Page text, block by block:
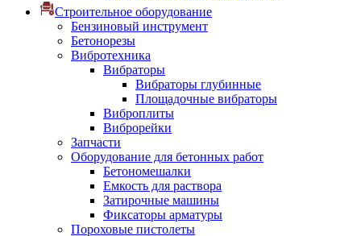
Строительное оборудование
Бензиновый инструмент
Бетонорезы
Вибротехника
Вибраторы
Вибраторы глубинные
Площадочные вибраторы
Виброплиты
Виброрейки
Запчасти
Оборудование для бетонных работ
Бетономешалки
Емкость для раствора
Затирочные машины
Фиксаторы арматуры
Пороховые пистолеты